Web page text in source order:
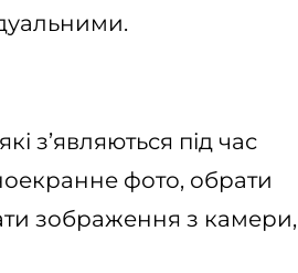
з’являються під час
фото, обрати
зображення з камери,